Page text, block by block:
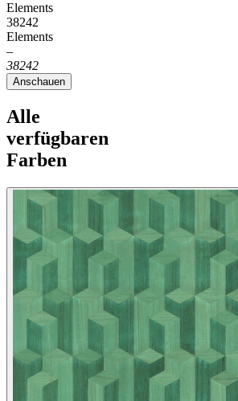
Elements
38242
Elements
–
38242
Anschauen
Alle
verfügbaren
Farben